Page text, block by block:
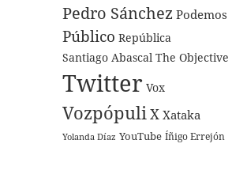
Pedro Sánchez Podemos
Público República
Santiago Abascal The Objective
Twitter Vox
Vozpópuli X Xataka
Yolanda Díaz YouTube Íñigo Errejón